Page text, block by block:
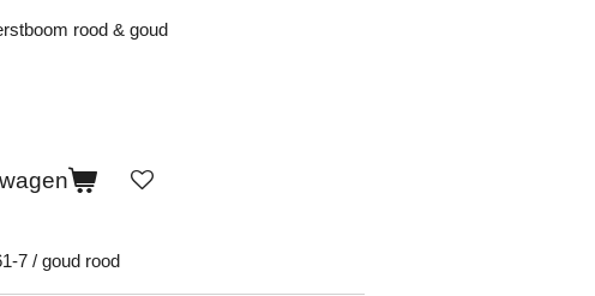
rood & goud
7 / goud rood